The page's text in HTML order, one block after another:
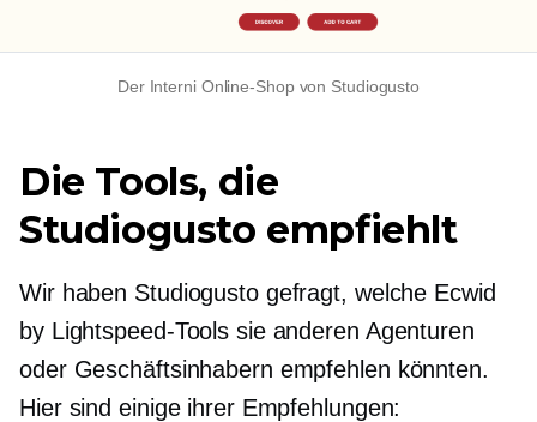
Der Interni Online-Shop von Studiogusto
Die Tools, die
Studiogusto empfiehlt
Wir haben Studiogusto gefragt, welche Ecwid
by Lightspeed-Tools sie anderen Agenturen
oder Geschäftsinhabern empfehlen könnten.
Hier sind einige ihrer Empfehlungen: